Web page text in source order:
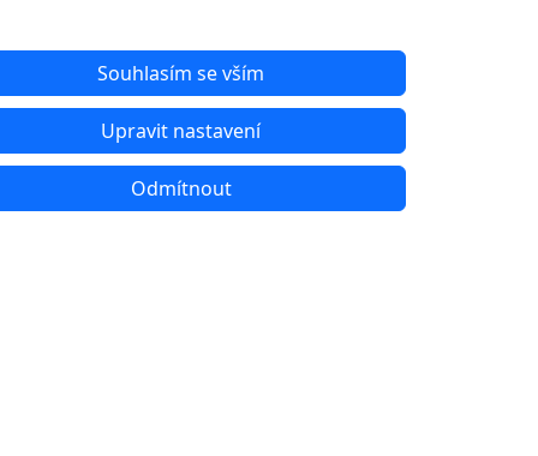
Souhlasím se vším
Upravit nastavení
Odmítnout